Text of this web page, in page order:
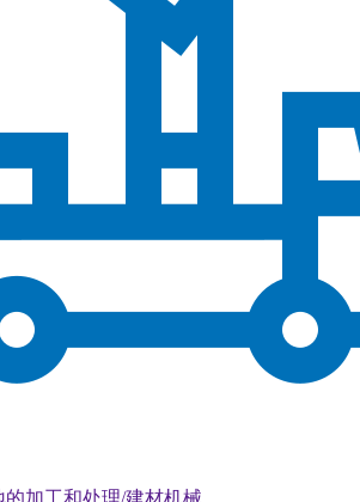
加工和处理/建材机械